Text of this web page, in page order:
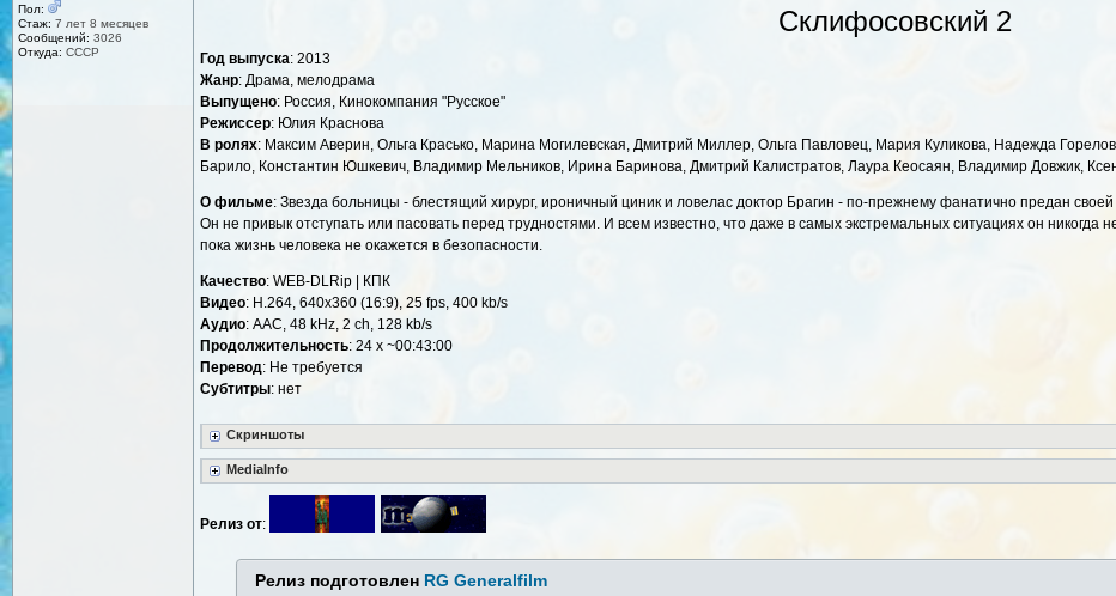
Пол:
Стаж: 7 лет 8 месяцев
Сообщений: 3026
Откуда: СССР
Склифосовский 2
Год выпуска: 2013
Жанр: Драма, мелодрама
Выпущено: Россия, Кинокомпания "Русское"
Режиссер: Юлия Краснова
В ролях: Максим Аверин, Ольга Красько, Марина Могилевская, Дмитрий Миллер, Ольга Павловец, Мария Куликова, Надежда
Барило, Константин Юшкевич, Владимир Мельников, Ирина Баринова, Дмитрий Калистратов, Лаура Кеосаян, Владимир Довжик,
О фильме: Звезда больницы - блестящий хирург, ироничный циник и ловелас доктор Брагин - по-прежнему фанатично предан
Он не привык отступать или пасовать перед трудностями. И всем известно, что даже в самых экстремальных ситуациях он никогда
пока жизнь человека не окажется в безопасности.
Качество: WEB-DLRip | КПК
Видео: Н.264, 640x360 (16:9), 25 fps, 400 kb/s
Аудио: AAC, 48 kHz, 2 ch, 128 kb/s
Продолжительность: 24 x ~00:43:00
Перевод: Не требуется
Cубтитры: нет
Скриншоты
MediaInfo
Релиз от:
Релиз подготовлен RG Generalfilm